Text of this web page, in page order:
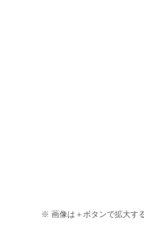
※ 画像は＋ボタンで拡大す